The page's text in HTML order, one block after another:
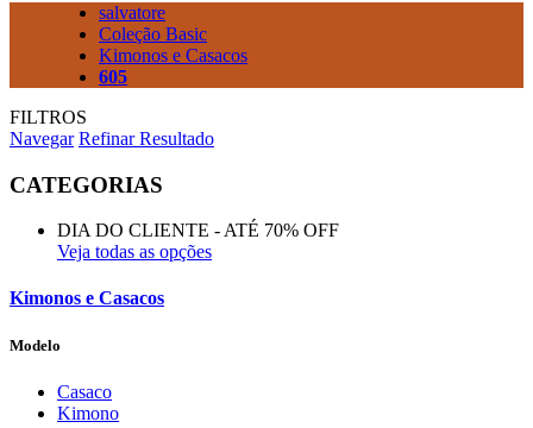
salvatore
Coleção Basic
Kimonos e Casacos
605
FILTROS
Navegar Refinar Resultado
CATEGORIAS
DIA DO CLIENTE - ATÉ 70% OFF
Veja todas as opções
Kimonos e Casacos
Modelo
Casaco
Kimono